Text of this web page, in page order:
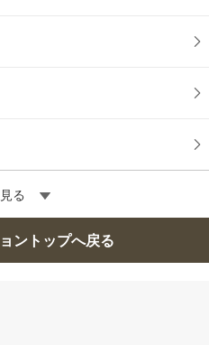
る
ントップへ戻る